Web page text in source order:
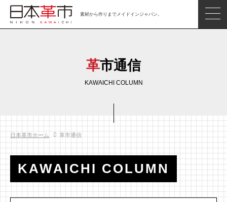
素材から作りまでメイドインジャパン。
革市通信
日本の革の良さを知ろう
閲覧したアイテム
革市通信
KAWAICHI COLUMN
日本革市ホーム 革市通信
KAWAICHI COLUMN